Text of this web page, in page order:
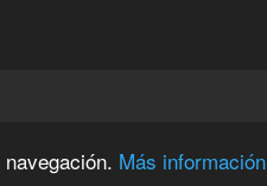
Más información